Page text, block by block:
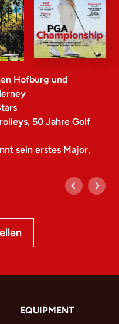
Hofburg und
50 Jahre Golf
sein erstes Major,
EQUIPMENT